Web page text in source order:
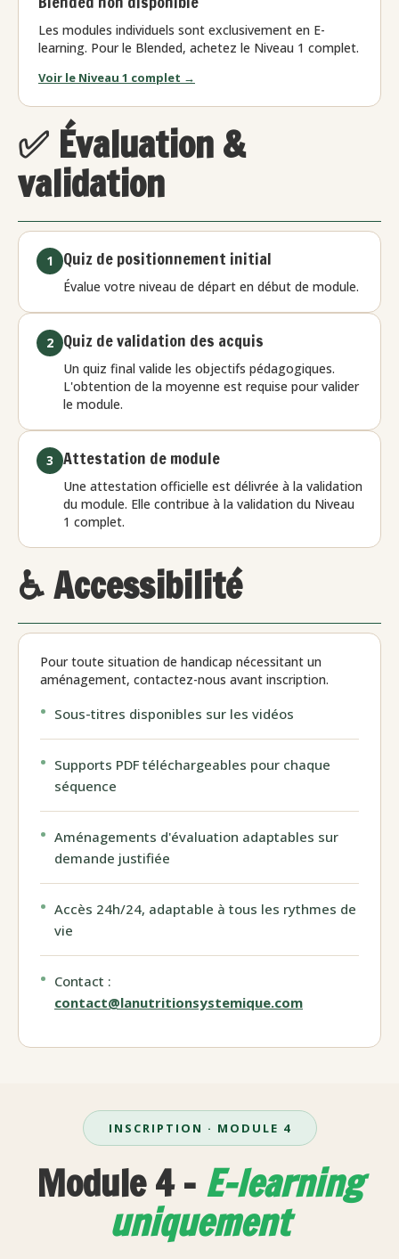
Les modules individuels sont exclusivement en E-
learning. Pour le Blended, achetez le Niveau 1 complet.
Voir le Niveau 1 complet →
✅ Évaluation &
validation
1 Quiz de positionnement initial
Évalue votre niveau de départ en début de module.
2 Quiz de validation des acquis
Un quiz final valide les objectifs pédagogiques.
L'obtention de la moyenne est requise pour valider
le module.
3 Attestation de module
Une attestation officielle est délivrée à la validation
du module. Elle contribue à la validation du Niveau
1 complet.
♿ Accessibilité
Pour toute situation de handicap nécessitant un
aménagement, contactez-nous avant inscription.
Sous-titres disponibles sur les vidéos
Supports PDF téléchargeables pour chaque
séquence
Aménagements d'évaluation adaptables sur
demande justifiée
Accès 24h/24, adaptable à tous les rythmes de
vie
Contact :
contact@lanutritionsystemique.com
INSCRIPTION · MODULE 4
Module 4 - E-learning
uniquement